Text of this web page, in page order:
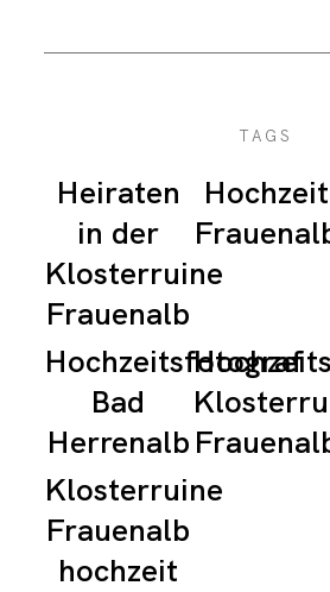
TAGS
Heiraten
in der
Klosterruine
Frauenalb
Hochzeit
Hochzeitsfotograf
Bad
Herrenalb
Klosterruine
Frauenalb
hochzeit